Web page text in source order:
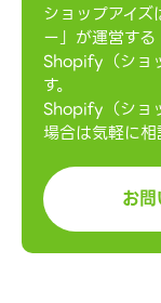
ショップアイ
ー」が運営する
Shopify（ショ
す。
Shopify（ショ
場合は気軽に相
お